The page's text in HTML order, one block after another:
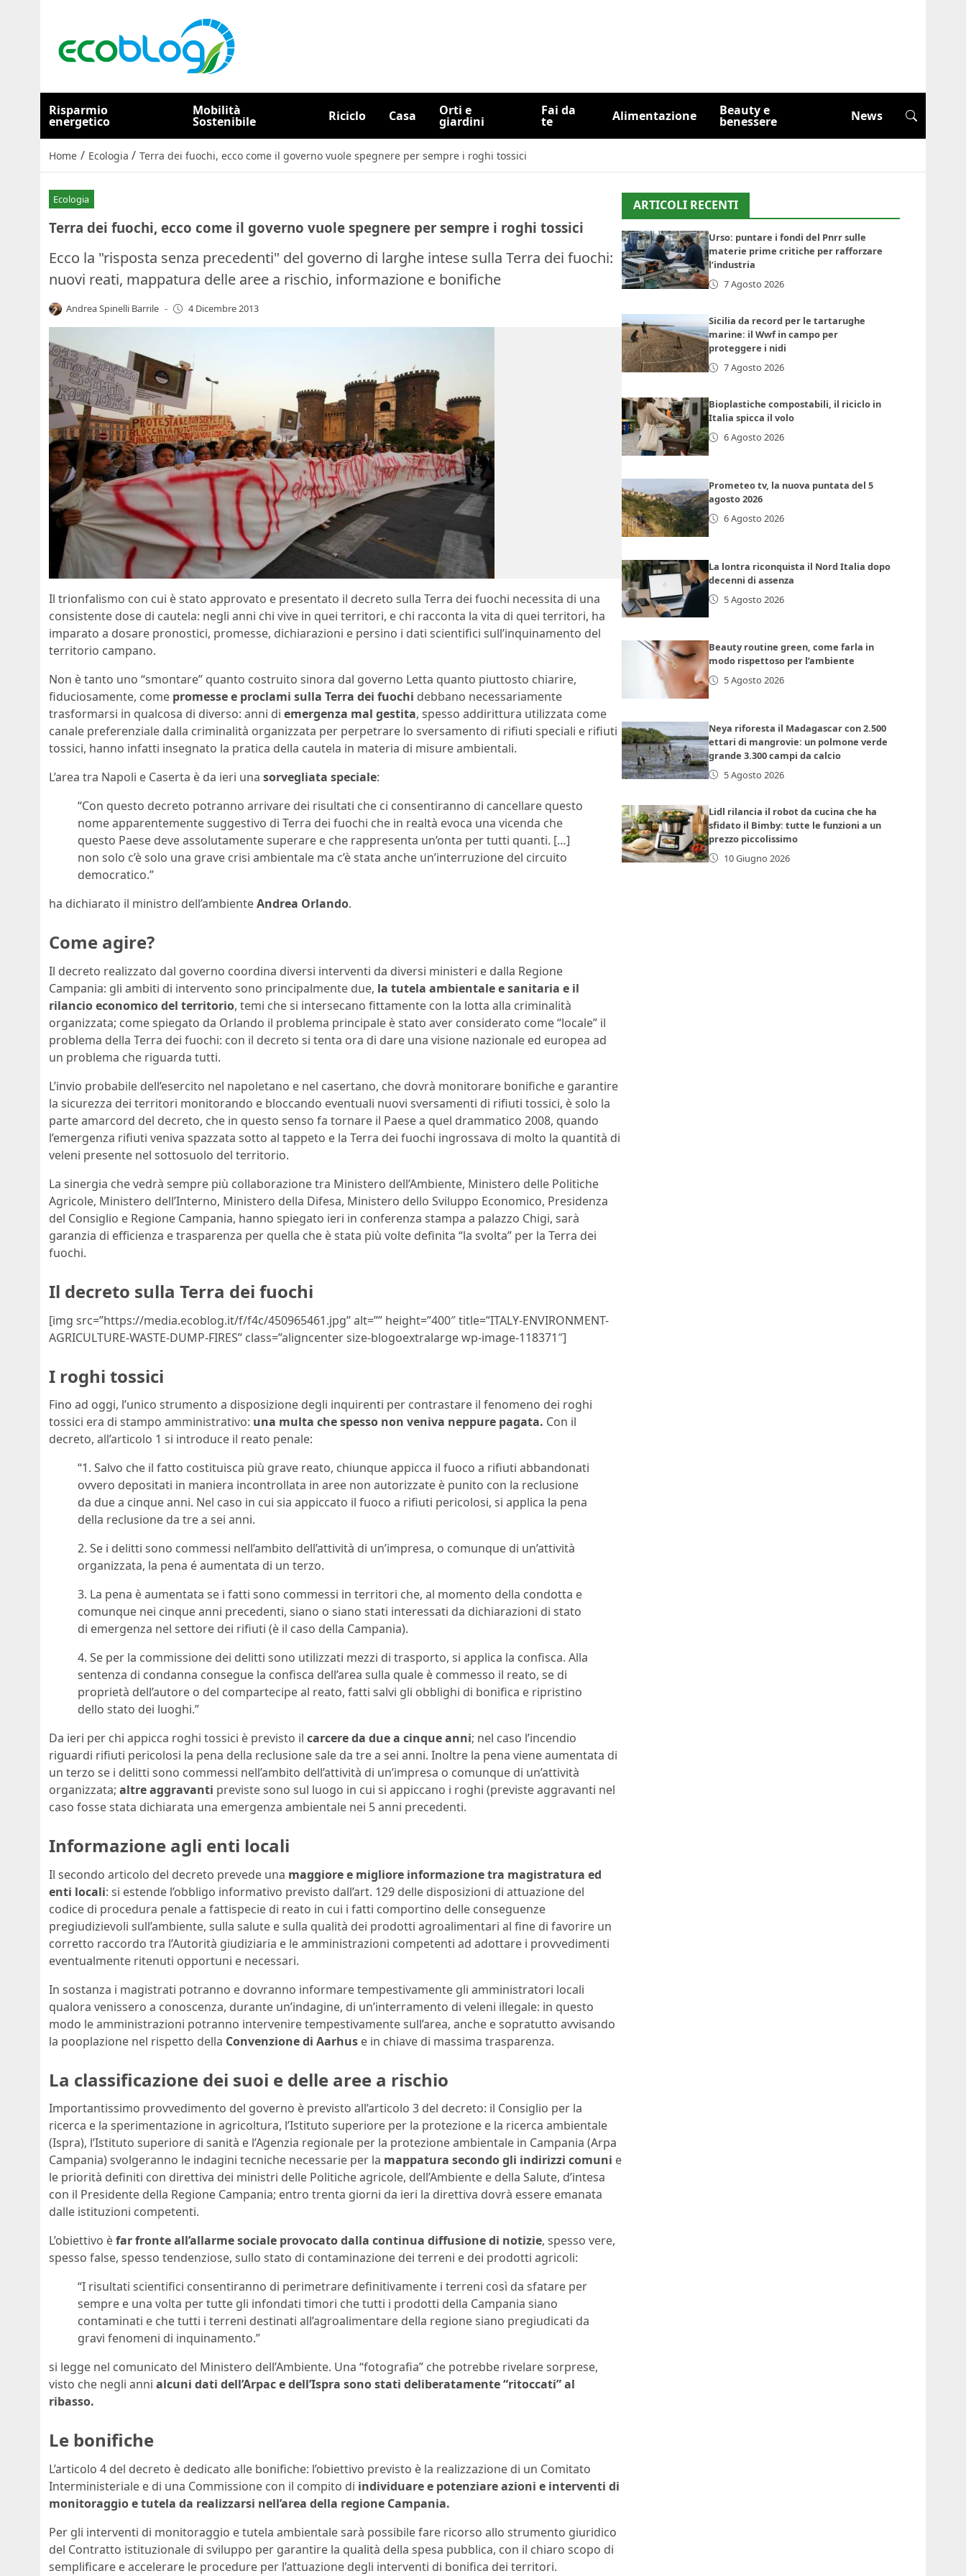
Risparmio
energetico
Mobilità
Sostenibile Riciclo Casa Orti e
giardini
Fai da
te Alimentazione Beauty e
benessere News
Home / Ecologia / Terra dei fuochi, ecco come il governo vuole spegnere per sempre i roghi tossici
Ecologia
Terra dei fuochi, ecco come il governo vuole spegnere per sempre i roghi tossici
Ecco la "risposta senza precedenti" del governo di larghe intese sulla Terra dei fuochi:
nuovi reati, mappatura delle aree a rischio, informazione e bonifiche
Andrea Spinelli Barrile - 4 Dicembre 2013
Il trionfalismo con cui è stato approvato e presentato il decreto sulla Terra dei fuochi necessita di una
consistente dose di cautela: negli anni chi vive in quei territori, e chi racconta la vita di quei territori, ha
imparato a dosare pronostici, promesse, dichiarazioni e persino i dati scientifici sull’inquinamento del
territorio campano.
Non è tanto uno “smontare” quanto costruito sinora dal governo Letta quanto piuttosto chiarire,
fiduciosamente, come promesse e proclami sulla Terra dei fuochi debbano necessariamente
trasformarsi in qualcosa di diverso: anni di emergenza mal gestita, spesso addirittura utilizzata come
canale preferenziale dalla criminalità organizzata per perpetrare lo sversamento di rifiuti speciali e rifiuti
tossici, hanno infatti insegnato la pratica della cautela in materia di misure ambientali.
L’area tra Napoli e Caserta è da ieri una sorvegliata speciale:
“Con questo decreto potranno arrivare dei risultati che ci consentiranno di cancellare questo
nome apparentemente suggestivo di Terra dei fuochi che in realtà evoca una vicenda che
questo Paese deve assolutamente superare e che rappresenta un’onta per tutti quanti. […]
non solo c’è solo una grave crisi ambientale ma c’è stata anche un’interruzione del circuito
democratico.”
ha dichiarato il ministro dell’ambienteAndrea Orlando.
Come agire?
Il decreto realizzato dal governo coordina diversi interventi da diversi ministeri e dalla Regione
Campania: gli ambiti di intervento sono principalmente due, la tutela ambientale e sanitaria e il
rilancio economico del territorio, temi che si intersecano fittamente con la lotta alla criminalità
organizzata; come spiegato da Orlando il problema principale è stato aver considerato come “locale” il
problema della Terra dei fuochi: con il decreto si tenta ora di dare una visione nazionale ed europea ad
un problema che riguarda tutti.
L’invio probabile dell’esercito nel napoletano e nel casertano, che dovrà monitorare bonifiche e garantire
la sicurezza dei territori monitorando e bloccando eventuali nuovi sversamenti di rifiuti tossici, è solo la
parte amarcord del decreto, che in questo senso fa tornare il Paese a quel drammatico 2008, quando
l’emergenza rifiuti veniva spazzata sotto al tappeto e la Terra dei fuochi ingrossava di molto la quantità di
veleni presente nel sottosuolo del territorio.
La sinergia che vedrà sempre più collaborazione tra Ministero dell’Ambiente, Ministero delle Politiche
Agricole, Ministero dell’Interno, Ministero della Difesa, Ministero dello Sviluppo Economico, Presidenza
del Consiglio e Regione Campania, hanno spiegato ieri in conferenza stampa a palazzo Chigi, sarà
garanzia di efficienza e trasparenza per quella che è stata più volte definita “la svolta” per la Terra dei
fuochi.
Il decreto sulla Terra dei fuochi
[img src=”https://media.ecoblog.it/f/f4c/450965461.jpg” alt=”” height=”400″ title=”ITALY-ENVIRONMENT-
AGRICULTURE-WASTE-DUMP-FIRES” class=”aligncenter size-blogoextralarge wp-image-118371″]
I roghi tossici
Fino ad oggi, l’unico strumento a disposizione degli inquirenti per contrastare il fenomeno dei roghi
tossici era di stampo amministrativo: una multa che spesso non veniva neppure pagata. Con il
decreto, all’articolo 1 si introduce il reato penale:
“1. Salvo che il fatto costituisca più grave reato, chiunque appicca il fuoco a rifiuti abbandonati
ovvero depositati in maniera incontrollata in aree non autorizzate è punito con la reclusione
da due a cinque anni. Nel caso in cui sia appiccato il fuoco a rifiuti pericolosi, si applica la pena
della reclusione da tre a sei anni.
2. Se i delitti sono commessi nell’ambito dell’attività di un’impresa, o comunque di un’attività
organizzata, la pena é aumentata di un terzo.
3. La pena è aumentata se i fatti sono commessi in territori che, al momento della condotta e
comunque nei cinque anni precedenti, siano o siano stati interessati da dichiarazioni di stato
di emergenza nel settore dei rifiuti (è il caso della Campania).
4. Se per la commissione dei delitti sono utilizzati mezzi di trasporto, si applica la confisca. Alla
sentenza di condanna consegue la confisca dell’area sulla quale è commesso il reato, se di
proprietà dell’autore o del compartecipe al reato, fatti salvi gli obblighi di bonifica e ripristino
dello stato dei luoghi.”
Da ieri per chi appicca roghi tossici è previsto il carcere da due a cinque anni; nel caso l’incendio
riguardi rifiuti pericolosi la pena della reclusione sale da tre a sei anni. Inoltre la pena viene aumentata di
un terzo se i delitti sono commessi nell’ambito dell’attività di un’impresa o comunque di un’attività
organizzata; altre aggravanti previste sono sul luogo in cui si appiccano i roghi (previste aggravanti nel
caso fosse stata dichiarata una emergenza ambientale nei 5 anni precedenti.
Informazione agli enti locali
Il secondo articolo del decreto prevede una maggiore e migliore informazione tra magistratura ed
enti locali: si estende l’obbligo informativo previsto dall’art. 129 delle disposizioni di attuazione del
codice di procedura penale a fattispecie di reato in cui i fatti comportino delle conseguenze
pregiudizievoli sull’ambiente, sulla salute e sulla qualità dei prodotti agroalimentari al fine di favorire un
corretto raccordo tra l’Autorità giudiziaria e le amministrazioni competenti ad adottare i provvedimenti
eventualmente ritenuti opportuni e necessari.
In sostanza i magistrati potranno e dovranno informare tempestivamente gli amministratori locali
qualora venissero a conoscenza, durante un’indagine, di un’interramento di veleni illegale: in questo
modo le amministrazioni potranno intervenire tempestivamente sull’area, anche e sopratutto avvisando
la pooplazione nel rispetto della Convenzione di Aarhus e in chiave di massima trasparenza.
La classificazione dei suoi e delle aree a rischio
Importantissimo provvedimento del governo è previsto all’articolo 3 del decreto: il Consiglio per la
ricerca e la sperimentazione in agricoltura, l’Istituto superiore per la protezione e la ricerca ambientale
(Ispra), l’Istituto superiore di sanità e l’Agenzia regionale per la protezione ambientale in Campania (Arpa
Campania) svolgeranno le indagini tecniche necessarie per la mappatura secondo gli indirizzi comuni e
le priorità definiti con direttiva dei ministri delle Politiche agricole, dell’Ambiente e della Salute, d’intesa
con il Presidente della Regione Campania; entro trenta giorni da ieri la direttiva dovrà essere emanata
dalle istituzioni competenti.
L’obiettivo èfar fronte all’allarme sociale provocato dalla continua diffusione di notizie, spesso vere,
spesso false, spesso tendenziose, sullo stato di contaminazione dei terreni e dei prodotti agricoli:
“I risultati scientifici consentiranno di perimetrare definitivamente i terreni così da sfatare per
sempre e una volta per tutte gli infondati timori che tutti i prodotti della Campania siano
contaminati e che tutti i terreni destinati all’agroalimentare della regione siano pregiudicati da
gravi fenomeni di inquinamento.”
si legge nel comunicato del Ministero dell’Ambiente. Una “fotografia” che potrebbe rivelare sorprese,
visto che negli anni alcuni dati dell’Arpac e dell’Ispra sono stati deliberatamente “ritoccati” al
ribasso.
Le bonifiche
L’articolo 4 del decreto è dedicato alle bonifiche: l’obiettivo previsto è la realizzazione di un Comitato
Interministeriale e di una Commissione con il compito di individuare e potenziare azioni e interventi di
monitoraggio e tutela da realizzarsi nell’area della regione Campania.
Per gli interventi di monitoraggio e tutela ambientale sarà possibile fare ricorso allo strumento giuridico
del Contratto istituzionale di sviluppo per garantire la qualità della spesa pubblica, con il chiaro scopo di
semplificare e accelerare le procedure per l’attuazione degli interventi di bonifica dei territori.
ARTICOLI RECENTI
Urso: puntare i fondi del Pnrr sulle
materie prime critiche per rafforzare
l’industria
7 Agosto 2026
Sicilia da record per le tartarughe
marine: il Wwf in campo per
proteggere i nidi
7 Agosto 2026
Bioplastiche compostabili, il riciclo in
Italia spicca il volo
6 Agosto 2026
Prometeo tv, la nuova puntata del 5
agosto 2026
6 Agosto 2026
La lontra riconquista il Nord Italia dopo
decenni di assenza
5 Agosto 2026
Beauty routine green, come farla in
modo rispettoso per l’ambiente
5 Agosto 2026
Neya riforesta il Madagascar con 2.500
ettari di mangrovie: un polmone verde
grande 3.300 campi da calcio
5 Agosto 2026
Lidl rilancia il robot da cucina che ha
sfidato il Bimby: tutte le funzioni a un
prezzo piccolissimo
10 Giugno 2026